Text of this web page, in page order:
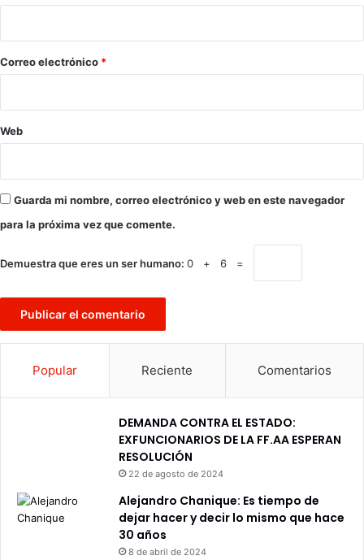
*
Correo electrónico *
Web
Guarda mi nombre, correo electrónico y web en este navegador
para la próxima vez que comente.
Demuestra que eres un ser humano: 0 + 6 =
Popular Reciente Comentarios
DEMANDA CONTRA EL ESTADO:
EXFUNCIONARIOS DE LA FF.AA ESPERAN
RESOLUCIÓN
22 de agosto de 2024
Alejandro Chanique: Es tiempo de
dejar hacer y decir lo mismo que hace
30 años
8 de abril de 2024